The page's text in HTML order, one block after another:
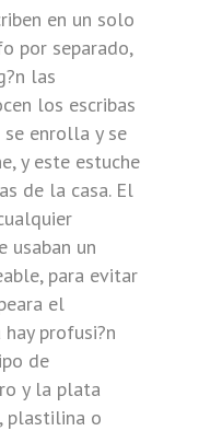
en un solo
por separado,
las
los escribas
se enrolla y se
y este estuche
de la casa. El
usaban un
para evitar
el
profusi?n
de
y la plata
plastilina o